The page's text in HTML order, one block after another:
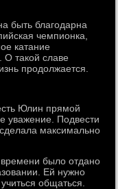
быть благодарна
чемпионка,
катание
О такой славе
продолжается.
Юлин прямой
уважение. Подвести
максимально
было отдано
Ей нужно
общаться.